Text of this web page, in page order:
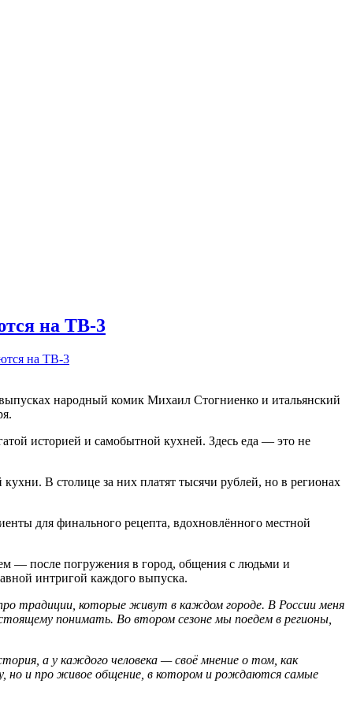
на ТВ-3
на ТВ-3
народный комик Михаил Стогниенко и итальянский
историей и самобытной кухней. Здесь еда — это не
В столице за них платят тысячи рублей, но в регионах
для финального рецепта, вдохновлённого местной
— после погружения в город, общения с людьми и
интригой каждого выпуска.
традиции, которые живут в каждом городе. В России меня
понимать. Во втором сезоне мы поедем в регионы,
а у каждого человека — своё мнение о том, как
но и про живое общение, в котором и рождаются самые